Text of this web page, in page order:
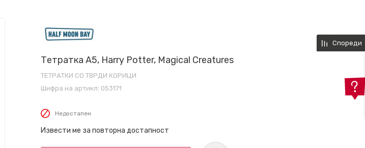
Тетратка A5, Harry Potter, Magical Creatures
ТЕТРАТКИ СО ТВРДИ КОРИЦИ
Шифра на артикл: 053171
Недостапен
Извести ме за повторна достапност
Спореди